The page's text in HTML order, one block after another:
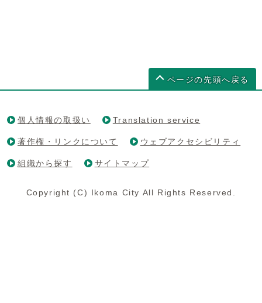
ページの先頭へ戻る
個人情報の取扱い Translation service
著作権・リンクについて ウェブアクセシビリティ
組織から探す サイトマップ
Copyright (C) Ikoma City All Rights Reserved.